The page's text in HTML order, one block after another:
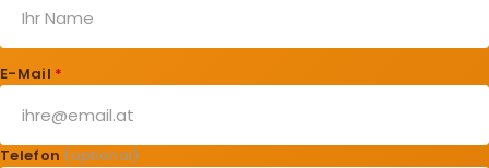
E-Mail *
Telefon (optional)